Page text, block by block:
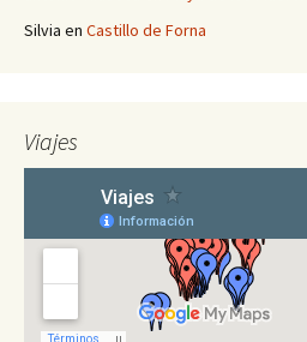
Silvia en Castillo de Forna
Viajes